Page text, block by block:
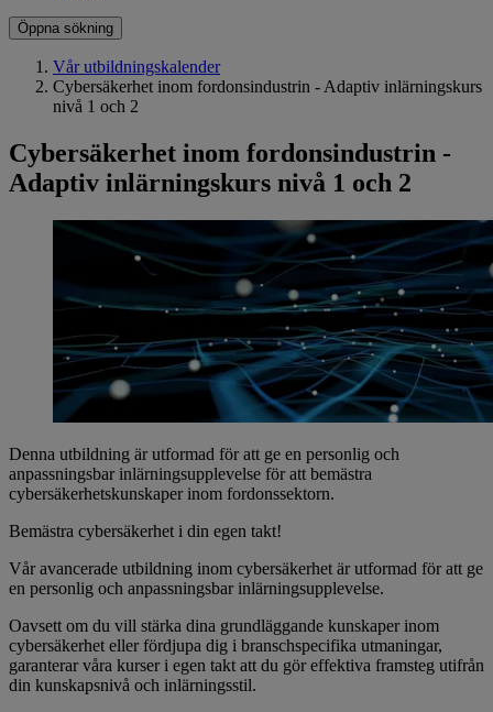
Öppna sökning
Vår utbildningskalender
Cybersäkerhet inom fordonsindustrin - Adaptiv inlärningskurs
nivå 1 och 2
Cybersäkerhet inom fordonsindustrin -
Adaptiv inlärningskurs nivå 1 och 2
Denna utbildning är utformad för att ge en personlig och
anpassningsbar inlärningsupplevelse för att bemästra
cybersäkerhetskunskaper inom fordonssektorn.
Bemästra cybersäkerhet i din egen takt!
Vår avancerade utbildning inom cybersäkerhet är utformad för att ge
en personlig och anpassningsbar inlärningsupplevelse.
Oavsett om du vill stärka dina grundläggande kunskaper inom
cybersäkerhet eller fördjupa dig i branschspecifika utmaningar,
garanterar våra kurser i egen takt att du gör effektiva framsteg utifrån
din kunskapsnivå och inlärningsstil.